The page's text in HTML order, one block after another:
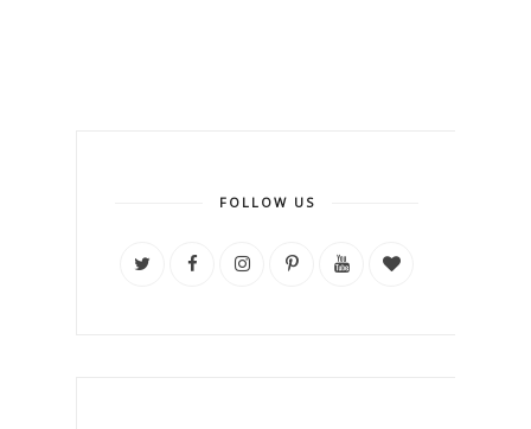
FOLLOW US